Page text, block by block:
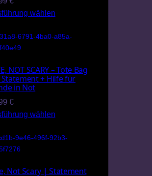
wählen
NOT SCARY – Tote Bag
+ Hilfe für
in Not
€
wählen
Not Scary | Statement